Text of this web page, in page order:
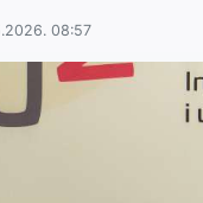
08:57